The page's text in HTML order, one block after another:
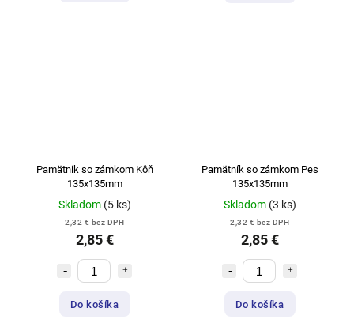
Pamätnik so zámkom Kôň
135x135mm
Skladom (5 ks)
2,32 € bez DPH
2,85 €
Do košíka
Pamätník so zámkom Pes
135x135mm
Skladom (3 ks)
2,32 € bez DPH
2,85 €
Do košíka